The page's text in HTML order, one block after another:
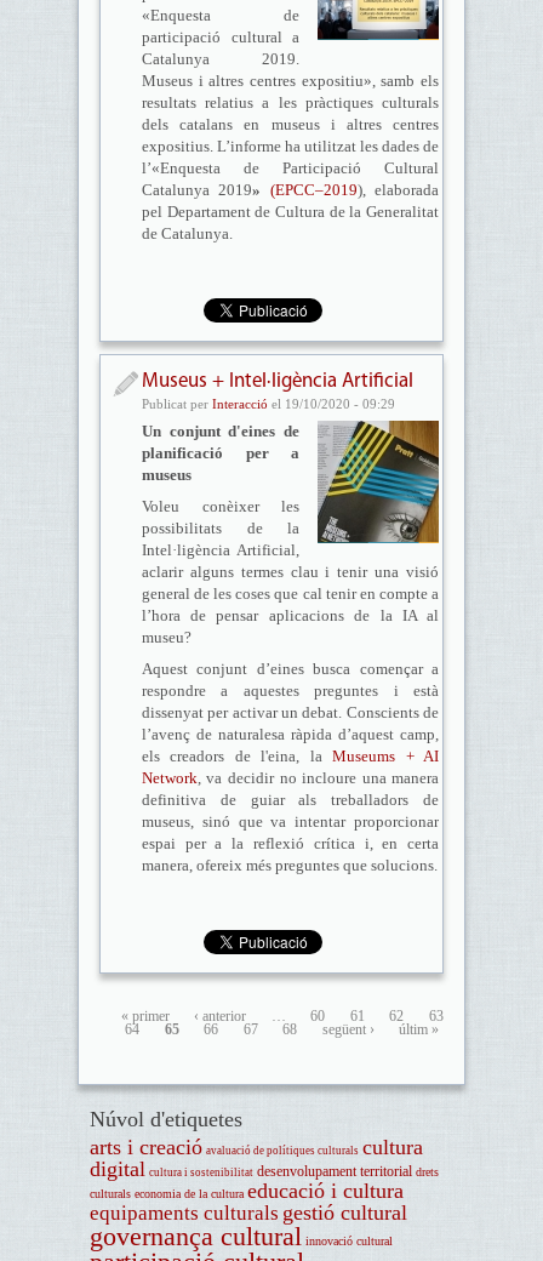
«Enquesta de
participació cultural a
Catalunya 2019.
Museus i altres centres expositiu», samb els
resultats relatius a les pràctiques culturals
dels catalans en museus i altres centres
expositius. L’informe ha utilitzat les dades de
l’«Enquesta de Participació Cultural
Catalunya 2019» (EPCC–2019), elaborada
pel Departament de Cultura de la Generalitat
de Catalunya.
Museus + Intel·ligència Artificial
Publicat per Interacció el 19/10/2020 - 09:29
Un conjunt d'eines de
planificació per a
museus
Voleu conèixer les
possibilitats de la
Intel·ligència Artificial,
aclarir alguns termes clau i tenir una visió
general de les coses que cal tenir en compte a
l’hora de pensar aplicacions de la IA al
museu?
Aquest conjunt d’eines busca començar a
respondre a aquestes preguntes i està
dissenyat per activar un debat. Conscients de
l’avenç de naturalesa ràpida d’aquest camp,
els creadors de l'eina, laMuseums + AI
Network, va decidir no incloure una manera
definitiva de guiar als treballadors de
museus, sinó que va intentar proporcionar
espai per a la reflexió crítica i, en certa
manera, ofereix més preguntes que solucions.
« primer ‹ anterior … 60 61 62
63
64
65 66 67 68 següent › últim »
Núvol d'etiquetes
arts i creació avaluació de polítiques culturals cultura
digital cultura i sostenibilitat desenvolupament territorial drets
culturals economia de la cultura educació i cultura
equipaments culturals gestió cultural
governança cultural innovació cultural